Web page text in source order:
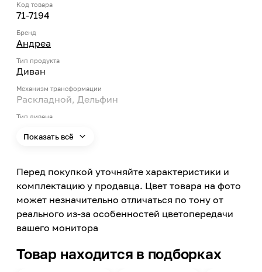
Код товара
71-7194
Бренд
Андреа
Тип продукта
Диван
Механизм трансформации
Раскладной, Дельфин
Тип дивана
Количество персон
3
Материал обивки
Велюр
Цвет
Цвет заявленный производителем
Показать всё
Перед покупкой уточняйте характеристики и
комплектацию у продавца. Цвет товара на фото
может незначительно отличаться по тону от
реального из-за особенностей цветопередачи
вашего монитора
Товар находится в подборках